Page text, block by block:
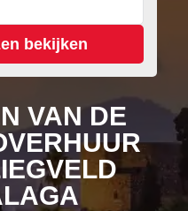
VAN DE